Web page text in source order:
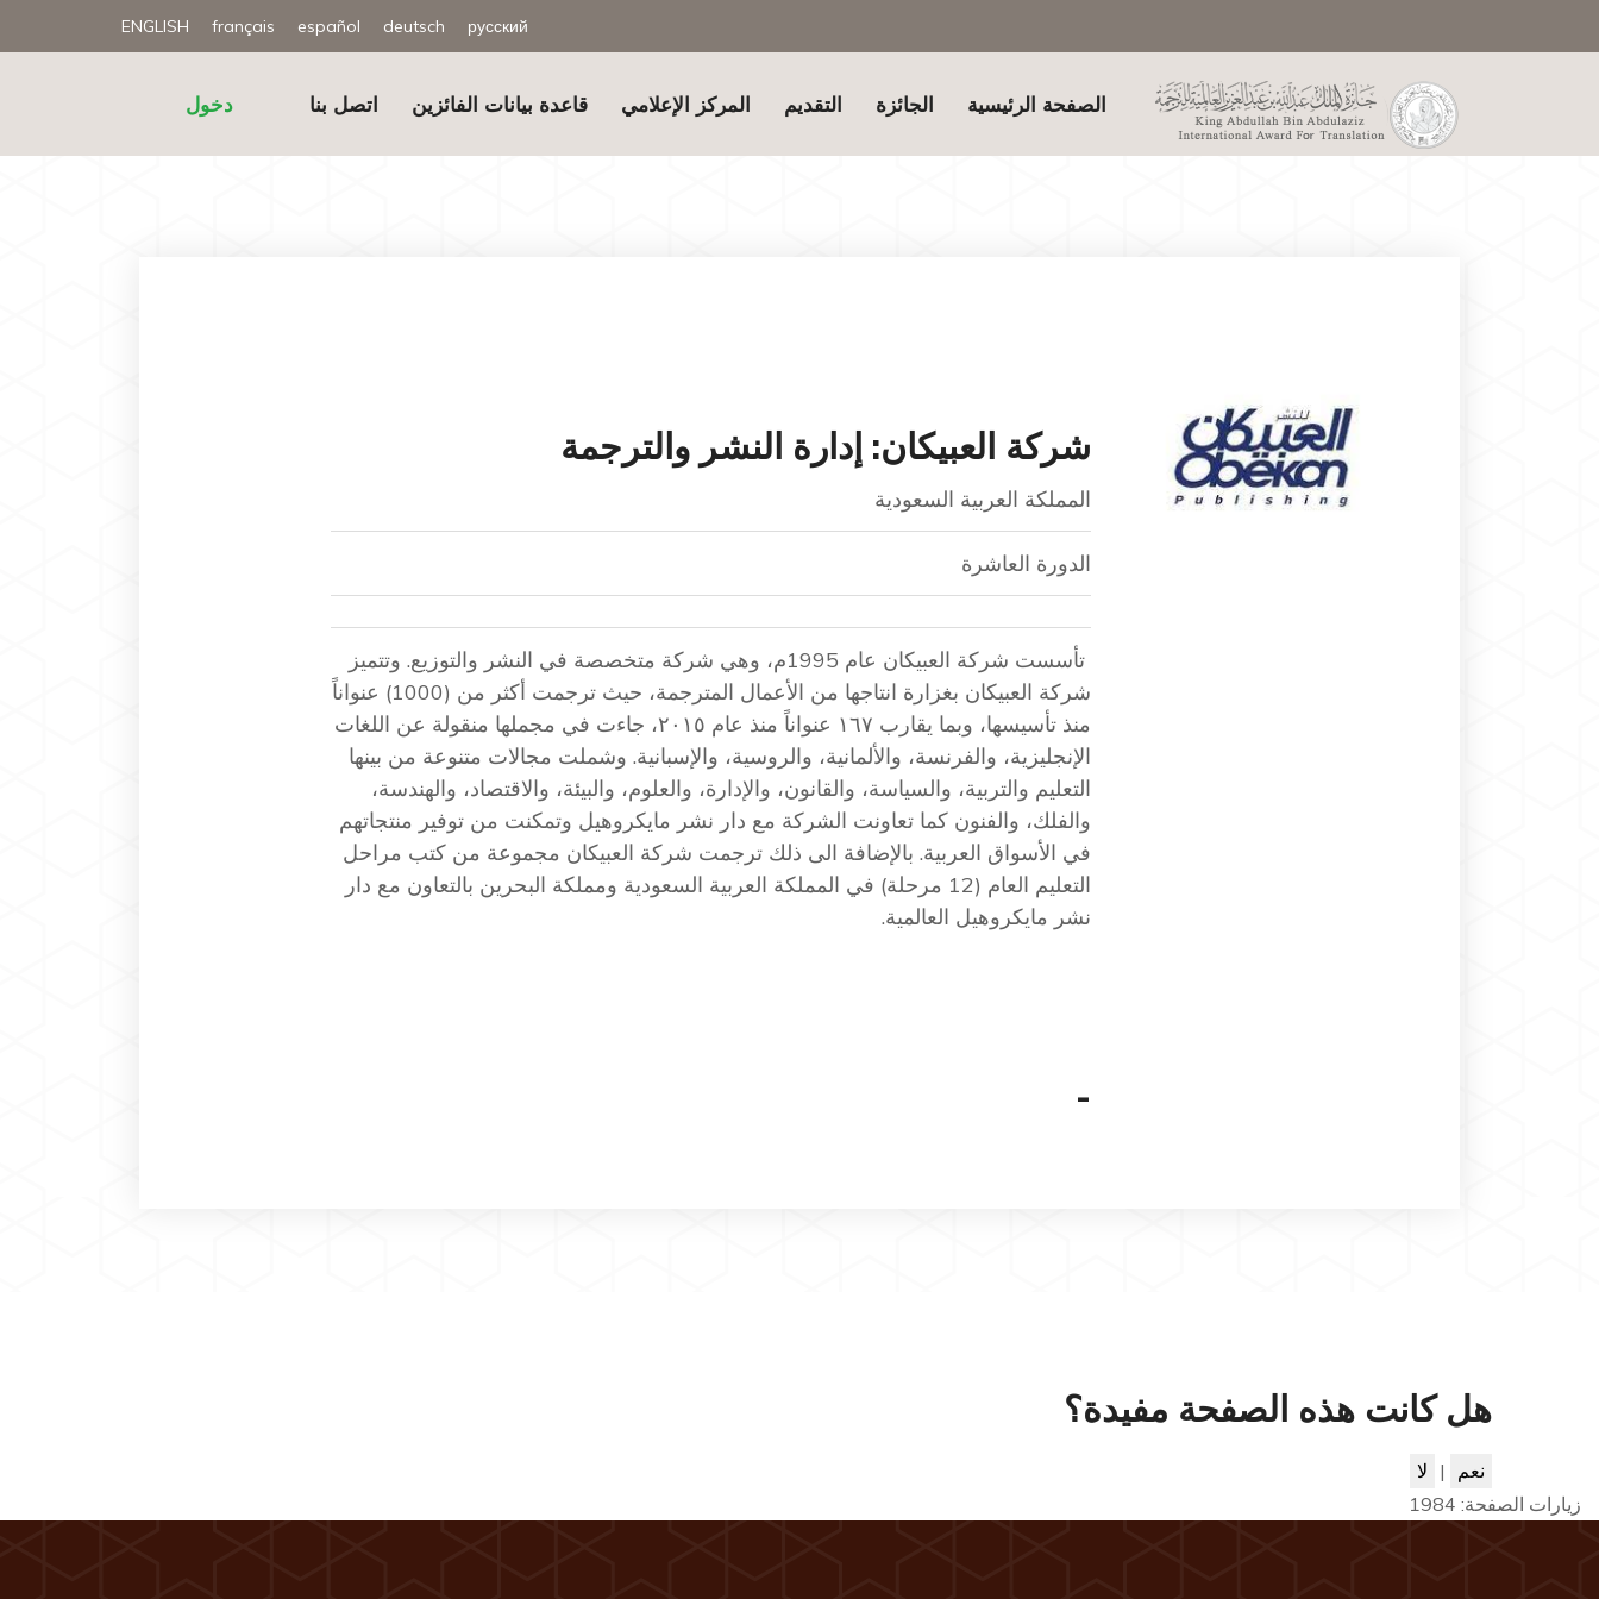
ENGLISH français español deutsch русский
الصفحة الرئيسية الجائزة التقديم المركز الإعلامي قاعدة بيانات الفائزين اتصل بنا دخول
شركة العبيكان: إدارة النشر والترجمة
المملكة العربية السعودية
الدورة العاشرة
تأسست شركة العبيكان عام 1995م، وهي شركة متخصصة في النشر والتوزيع. وتتميز
شركة العبيكان بغزارة انتاجها من الأعمال المترجمة، حيث ترجمت أكثر من (1000) عنواناً
منذ تأسيسها، وبما يقارب ١٦٧ عنواناً منذ عام ٢٠١٥، جاءت في مجملها منقولة عن اللغات
الإنجليزية، والفرنسة، والألمانية، والروسية، والإسبانية. وشملت مجالات متنوعة من بينها
التعليم والتربية، والسياسة، والقانون، والإدارة، والعلوم، والبيئة، والاقتصاد، والهندسة،
والفلك، والفنون كما تعاونت الشركة مع دار نشر مايكروهيل وتمكنت من توفير منتجاتهم
في الأسواق العربية. بالإضافة الى ذلك ترجمت شركة العبيكان مجموعة من كتب مراحل
التعليم العام (12 مرحلة) في المملكة العربية السعودية ومملكة البحرين بالتعاون مع دار
نشر مايكروهيل العالمية.
-
هل كانت هذه الصفحة مفيدة؟
نعم | لا
زيارات الصفحة: 1984